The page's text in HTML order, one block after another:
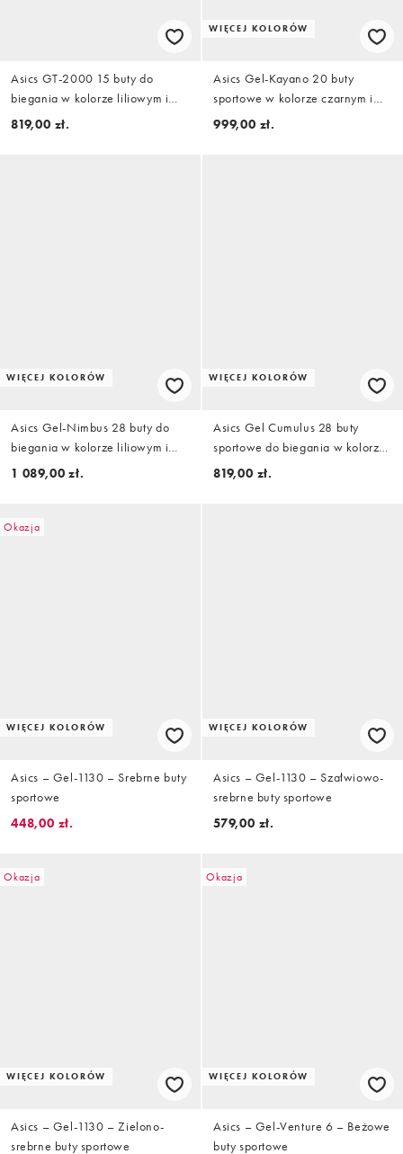
Asics GT-2000 15 buty do
biegania w kolorze liliowym i
fioletowym
819,00 zł.
WIĘCEJ KOLORÓW
Asics Gel-Kayano 20 buty
sportowe w kolorze czarnym i
szarym
999,00 zł.
WIĘCEJ KOLORÓW
Asics Gel-Nimbus 28 buty do
biegania w kolorze liliowym i
białym
1 089,00 zł.
WIĘCEJ KOLORÓW
Asics Gel Cumulus 28 buty
sportowe do biegania w kolorze
oatmeal i lilac
819,00 zł.
Okazja
WIĘCEJ KOLORÓW
Asics – Gel-1130 – Srebrne buty
sportowe
448,00 zł.
WIĘCEJ KOLORÓW
Asics – Gel-1130 – Szałwiowo-
srebrne buty sportowe
579,00 zł.
Okazja
WIĘCEJ KOLORÓW
Asics – Gel-1130 – Zielono-
srebrne buty sportowe
Okazja
WIĘCEJ KOLORÓW
Asics – Gel-Venture 6 – Beżowe
buty sportowe